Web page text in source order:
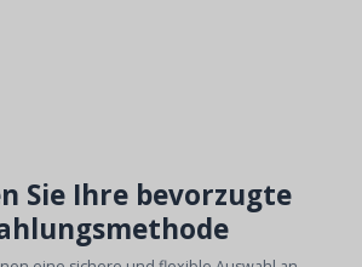
Sie Ihre bevorzugte